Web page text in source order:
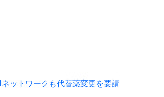
ットワークも代替薬変更を要請